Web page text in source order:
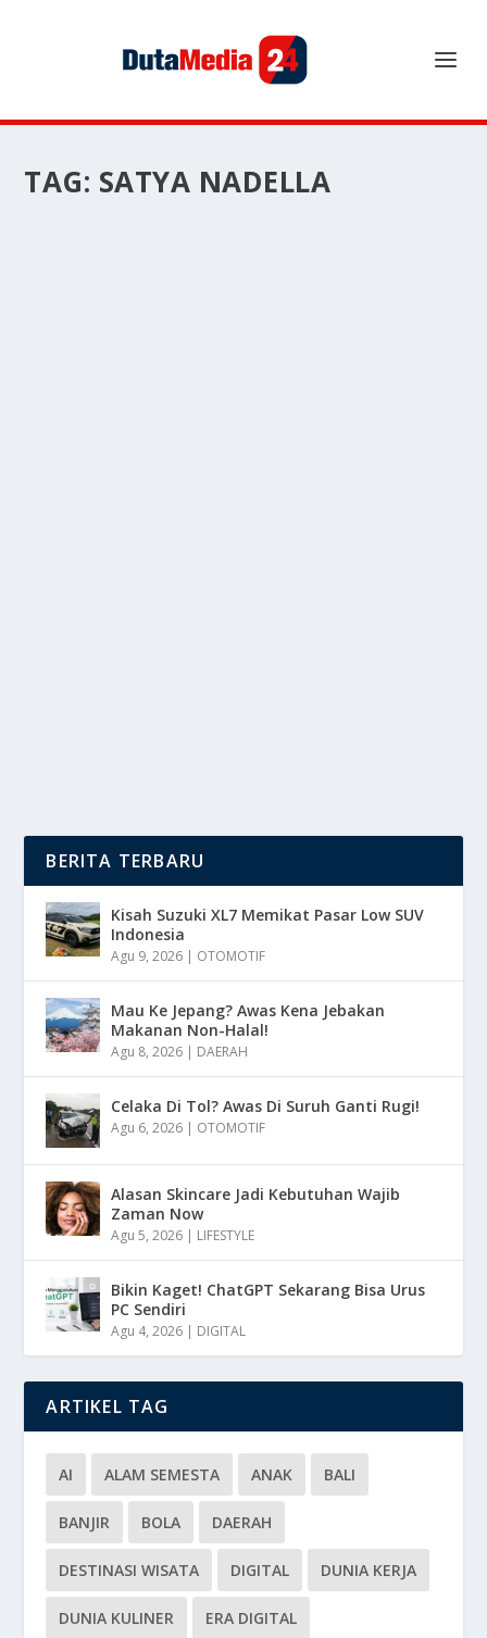
TAG: SATYA NADELLA
BERITA TERBARU
Kisah Suzuki XL7 Memikat Pasar Low SUV
Indonesia
Agu 9, 2026 | OTOMOTIF
Mau Ke Jepang? Awas Kena Jebakan
Makanan Non-Halal!
Agu 8, 2026 | DAERAH
Celaka Di Tol? Awas Di Suruh Ganti Rugi!
Agu 6, 2026 | OTOMOTIF
Alasan Skincare Jadi Kebutuhan Wajib
Zaman Now
Agu 5, 2026 | LIFESTYLE
Bikin Kaget! ChatGPT Sekarang Bisa Urus
PC Sendiri
Agu 4, 2026 | DIGITAL
ARTIKEL TAG
AI ALAM SEMESTA ANAK BALI
BANJIR BOLA DAERAH
DESTINASI WISATA DIGITAL DUNIA KERJA
DUNIA KULINER ERA DIGITAL